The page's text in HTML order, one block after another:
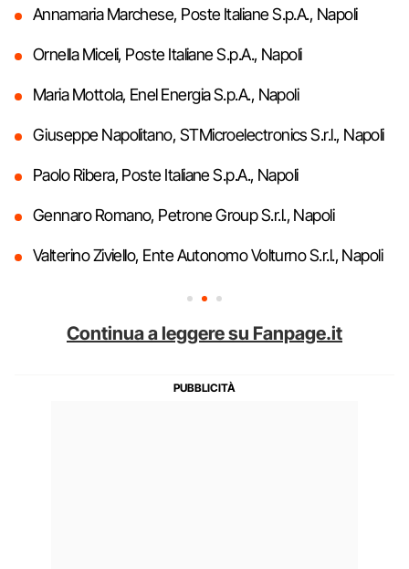
Annamaria Marchese, Poste Italiane S.p.A., Napoli
Ornella Miceli, Poste Italiane S.p.A., Napoli
Maria Mottola, Enel Energia S.p.A., Napoli
Giuseppe Napolitano, STMicroelectronics S.r.l., Napoli
Paolo Ribera, Poste Italiane S.p.A., Napoli
Gennaro Romano, Petrone Group S.r.l., Napoli
Valterino Ziviello, Ente Autonomo Volturno S.r.l., Napoli
Continua a leggere su Fanpage.it